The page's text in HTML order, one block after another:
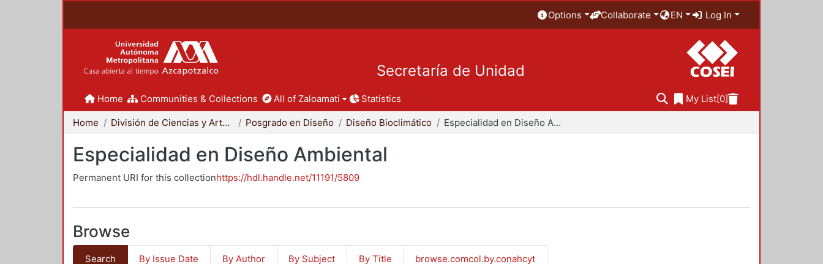
Options Collaborate EN Log In
Secretaría de Unidad
Home Communities & Collections All of Zaloamati Statistics My List[0]
Home División de Ciencias y Artes para el Diseño Posgrado en Diseño Diseño Bioclimático Especialidad en Diseño Ambiental
Especialidad en Diseño Ambiental
Permanent URI for this collectionhttps://hdl.handle.net/11191/5809
Browse
Search By Issue Date By Author By Subject By Title browse.comcol.by.conahcyt